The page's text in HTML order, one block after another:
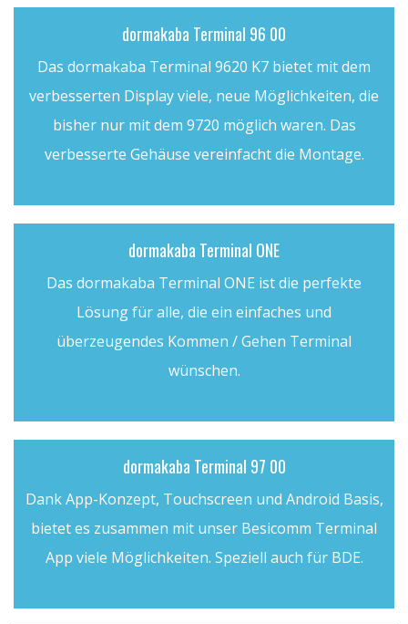
dormakaba Terminal 96 00
Das dormakaba Terminal 9620 K7 bietet mit dem
verbesserten Display viele, neue Möglichkeiten, die
bisher nur mit dem 9720 möglich waren. Das
verbesserte Gehäuse vereinfacht die Montage.
dormakaba Terminal ONE
Das dormakaba Terminal ONE ist die perfekte
Lösung für alle, die ein einfaches und
überzeugendes Kommen / Gehen Terminal
wünschen.
dormakaba Terminal 97 00
Dank App-Konzept, Touchscreen und Android Basis,
bietet es zusammen mit unser Besicomm Terminal
App viele Möglichkeiten. Speziell auch für BDE.